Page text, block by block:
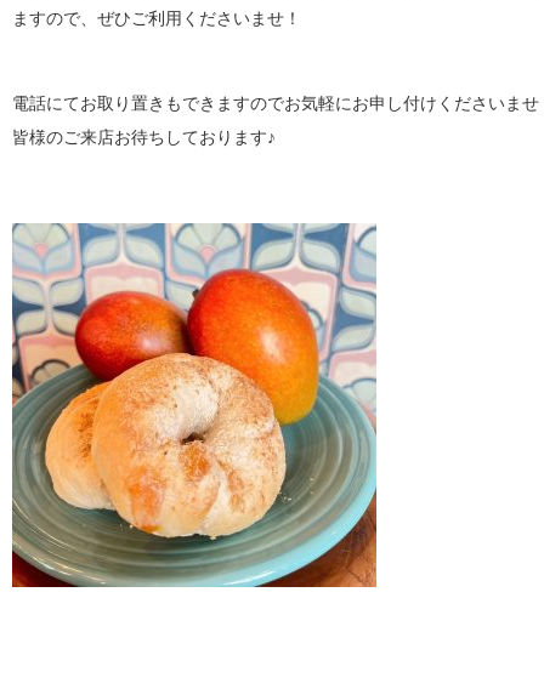
ますので、ぜひご利用くださいませ！
電話にてお取り置きもできますのでお気軽にお申し付けくださいませ
皆様のご来店お待ちしております♪